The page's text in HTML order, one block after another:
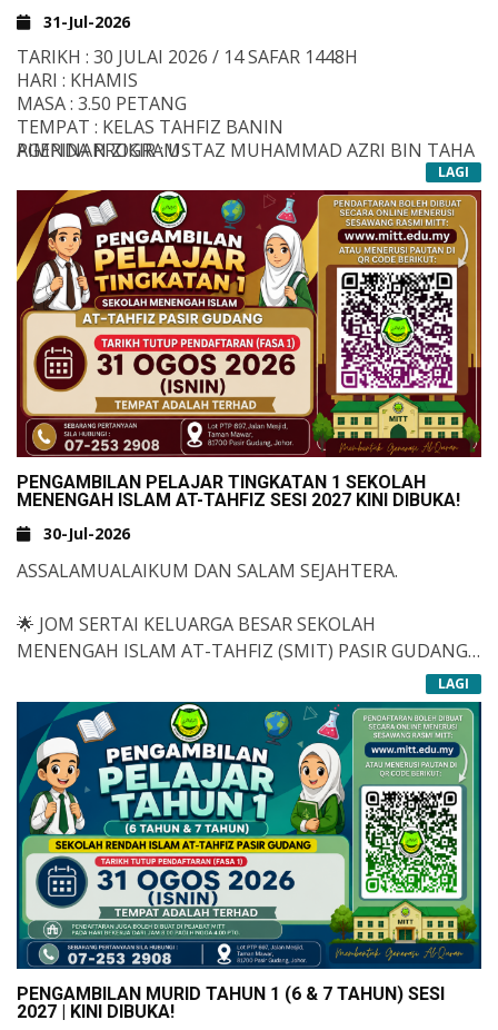
31-Jul-2026
TARIKH : 30 JULAI 2026 / 14 SAFAR 1448H
HARI : KHAMIS
MASA : 3.50 PETANG
TEMPAT : KELAS TAHFIZ BANIN
PIMPINAN ZIKIR : USTAZ MUHAMMAD AZRI BIN TAHA
AGENDA PROGRAM :
TAZKIRAH
BERSURAI
&NBSP;
#ISTIGHOSAH
#ISTIGHOSAHMITT
#MITT
#TAHFIZMITT
#MAAHADTAHFIZ
#ZIKIRISTIGHOSAH
&NBSP;
-AJ-
LAGI
PENGAMBILAN PELAJAR TINGKATAN 1 SEKOLAH
MENENGAH ISLAM AT-TAHFIZ SESI 2027 KINI DIBUKA!
30-Jul-2026
ASSALAMUALAIKUM DAN SALAM SEJAHTERA.
🌟 JOM SERTAI KELUARGA BESAR SEKOLAH
MENENGAH ISLAM AT-TAHFIZ (SMIT) PASIR GUDANG!
KAMI MEMBUKA PELUANG KEPADA MURID-MURID
YANG BAKAL MELANGKAH KE TINGKATAN 1 UNTUK
MENYERTAI SEBUAH INSTITUSI PENDIDIKAN
BERPENGALAMAN YANG MENGGABUNGKAN
KECEMERLANGAN AKADEMIK, HAFAZAN AL-QURAN,
KOKURIKULUM, PENDIDIKAN DINIYYAH SERTA
TARBIAH ISLAMIAH.
📢KEMASUKAN BAGI:
👨&ZWJ;🎓TINGKATAN 1
📚SESI AKADEMIK 2027
🗓️&NBSP;TARIKH TUTUP PENDAFTARAN&NBSP;: 31
LAGI
PENGAMBILAN MURID TAHUN 1 (6 & 7 TAHUN) SESI
2027 | KINI DIBUKA!